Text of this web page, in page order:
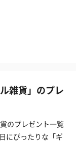
雑貨」のプレ
のプレゼント一覧
にぴったりな「ギ